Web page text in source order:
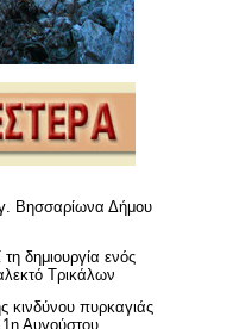
Βησσαρίωνα Δήμου
δημιουργία ενός
Τρικάλων
κινδύνου πυρκαγιάς
1η Αυγούστου